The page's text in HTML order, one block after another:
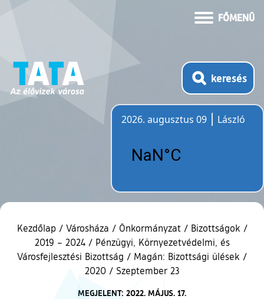
FŐMENÜ
keresés
2026. augusztus 09
László
Kezdőlap / Városháza / Önkormányzat / Bizottságok /
2019 – 2024 / Pénzügyi, Környezetvédelmi, és
Városfejlesztési Bizottság / Magán: Bizottsági ülések /
2020 / Szeptember 23
MEGJELENT: 2022. MÁJUS. 17.